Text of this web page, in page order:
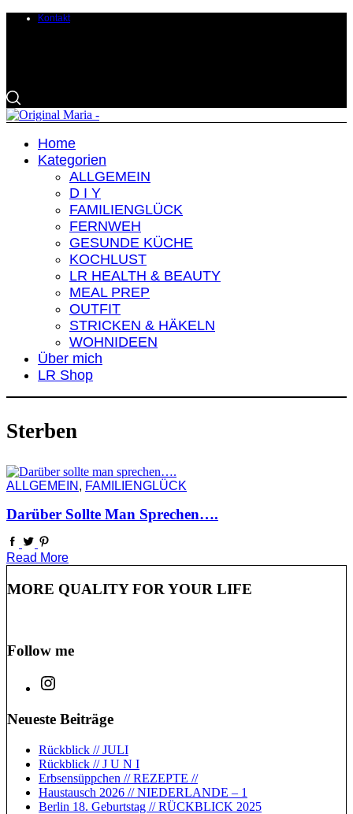
Kontakt
Home
Kategorien
ALLGEMEIN
D I Y
FAMILIENGLÜCK
FERNWEH
GESUNDE KÜCHE
KOCHLUST
LR HEALTH & BEAUTY
MEAL PREP
OUTFIT
STRICKEN & HÄKELN
WOHNIDEEN
Über mich
LR Shop
Sterben
ALLGEMEIN , FAMILIENGLÜCK
Darüber Sollte Man Sprechen….
Read More
MORE QUALITY FOR YOUR LIFE
Follow me
Neueste Beiträge
Rückblick // JULI
Rückblick // J U N I
Erbsensüppchen // REZEPTE //
Haustausch 2026 // NIEDERLANDE – 1
Berlin 18. Geburtstag // RÜCKBLICK 2025